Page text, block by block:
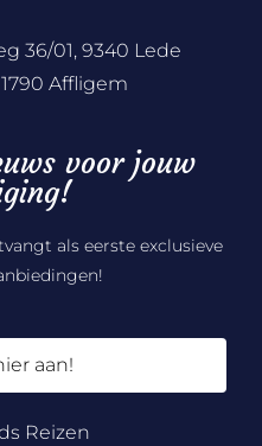
36/01, 9340 Lede
Affligem
voor jouw
als eerste exclusieve
aan!
Reizen